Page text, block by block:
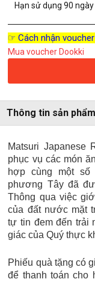
Hạn sử dụng90
☞ Cách nhận
Mua voucher Dookki
Thông tin sản phẩm
Matsuri Japanese
phục vụ các món
hợp cùng một
phương Tây đã
Thông qua việc
của đất nước mặt
tự tin đem đến trải
giác của Quý thực
Phiếu quà tặng có
để thanh toán cho